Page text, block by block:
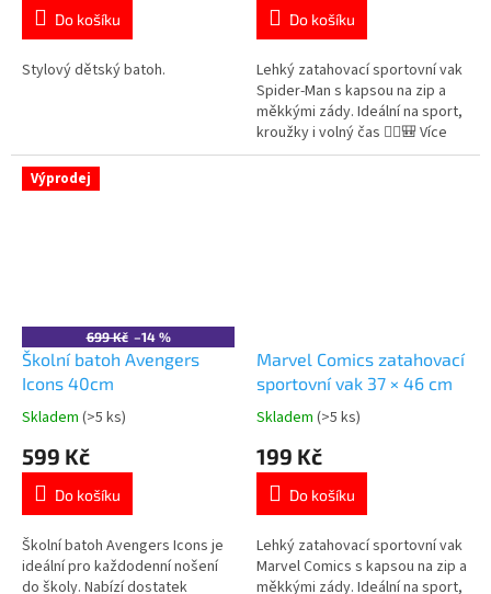
5,0
5
Do košíku
Stylový dětský batoh.
5,0
5
hvězdiček.
Do košíku
Lehký zatahovací sportovní vak
Spider-Man s kapsou na zip a
měkkými zády. Ideální na sport,
kroužky i volný čas 🏃‍♂️🎒 Více
produktů s motivem
Výprodej
699 Kč –14 %
Školní batoh Avengers
Icons 40cm
Průměrné
produktu
5,0
5
hvězdiček.
Skladem (>5 ks)
599 Kč
Do košíku
Školní batoh Avengers Icons je
ideální pro každodenní nošení
do školy. Nabízí dostatek
Marvel Comics zatahovací
sportovní vak 37 × 46 cm
Průměrné
produktu
5,0
5
hvězdiček.
Skladem (>5 ks)
199 Kč
Do košíku
Lehký zatahovací sportovní vak
Marvel Comics s kapsou na zip a
měkkými zády. Ideální na sport,